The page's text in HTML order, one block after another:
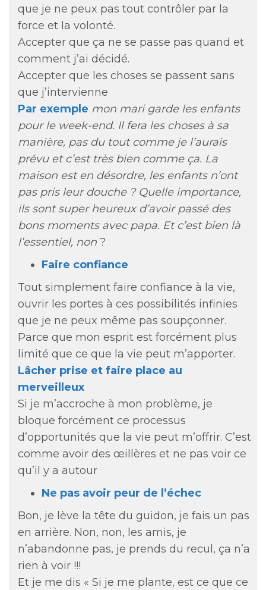
que je ne peux pas tout contrôler par la
force et la volonté.
Accepter que ça ne se passe pas quand et
comment j’ai décidé.
Accepter que les choses se passent sans
que j’intervienne
Par exemple mon mari garde les enfants
pour le week-end. Il fera les choses à sa
manière, pas du tout comme je l’aurais
prévu et c’est très bien comme ça. La
maison est en désordre, les enfants n’ont
pas pris leur douche ? Quelle importance,
ils sont super heureux d’avoir passé des
bons moments avec papa. Et c’est bien là
l’essentiel, non ?
Faire confiance
Tout simplement faire confiance à la vie,
ouvrir les portes à ces possibilités infinies
que je ne peux même pas soupçonner.
Parce que mon esprit est forcément plus
limité que ce que la vie peut m’apporter.
Lâcher prise et faire place au
merveilleux
Si je m’accroche à mon problème, je
bloque forcément ce processus
d’opportunités que la vie peut m’offrir. C’est
comme avoir des œillères et ne pas voir ce
qu’il y a autour
Ne pas avoir peur de l’échec
Bon, je lève la tête du guidon, je fais un pas
en arrière. Non, non, les amis, je
n’abandonne pas, je prends du recul, ça n’a
rien à voir !!!
Et je me dis « Si je me plante, est ce que ce